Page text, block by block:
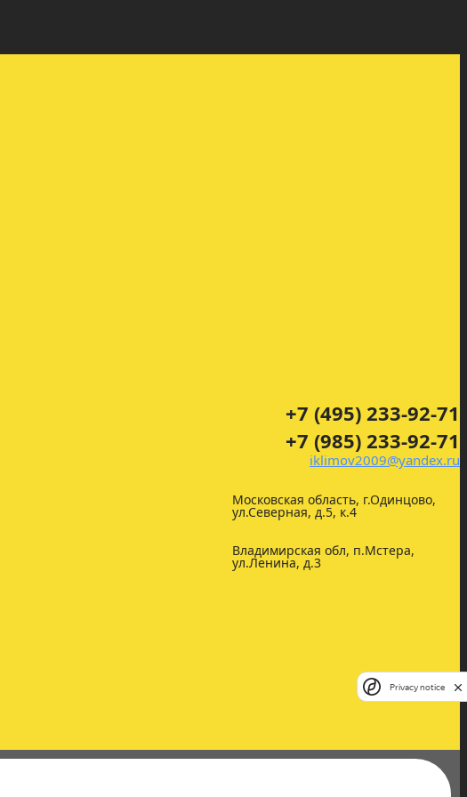
+7 (495) 233-92-71
+7 (985) 233-92-71
iklimov2009@yandex.ru
Московская область, г.Одинцово,
ул.Северная, д.5, к.4
Владимирская обл, п.Мстера,
ул.Ленина, д.3
Privacy notice